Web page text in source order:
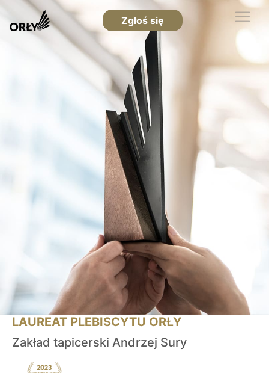
Zgłoś się
LAUREAT PLEBISCYTU ORŁY
Zakład tapicerski Andrzej Sury